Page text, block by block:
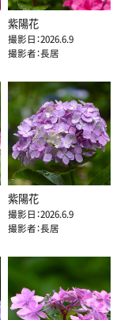
紫陽花
撮影日：2026.6.9
撮影者：長居
紫陽花
撮影日：2026.6.9
撮影者：長居